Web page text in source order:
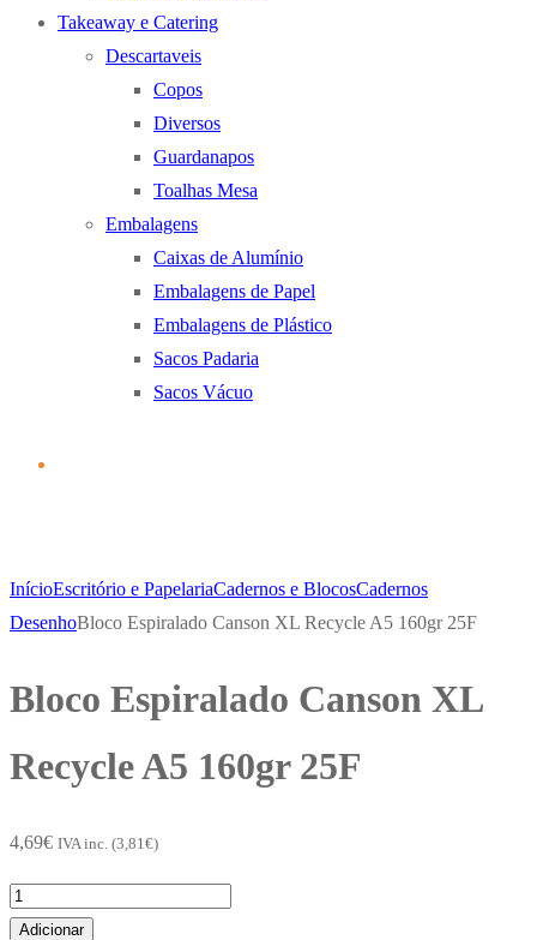
Takeaway e Catering
Descartaveis
Copos
Diversos
Guardanapos
Toalhas Mesa
Embalagens
Caixas de Alumínio
Embalagens de Papel
Embalagens de Plástico
Sacos Padaria
Sacos Vácuo
InícioEscritório e PapelariaCadernos e BlocosCadernos
DesenhoBloco Espiralado Canson XL Recycle A5 160gr 25F
Bloco Espiralado Canson XL
Recycle A5 160gr 25F
4,69€ IVA inc. (3,81 €)
Quantidade
deAdicionar